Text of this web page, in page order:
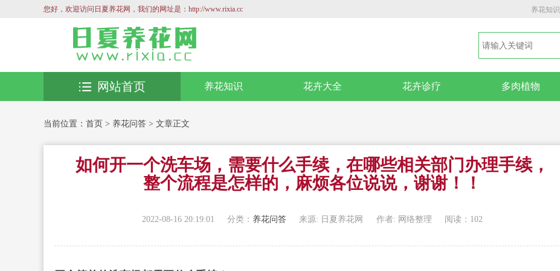
您好，欢迎访问日夏养花网，我们的网址是：http://www.rixia.cc 养花知识
养花知识 花卉大全 花卉诊疗 多肉植物
网站首页
当前位置： 首页 > 养花问答 > 文章正文
如何开一个洗车场，需要什么手续，在哪些相关部门办理手续，
整个流程是怎样的，麻烦各位说说，谢谢！！
2022-08-16 20:19:01 分类： 养花问答 来源: 日夏养花网 作者: 网络整理 阅读：102